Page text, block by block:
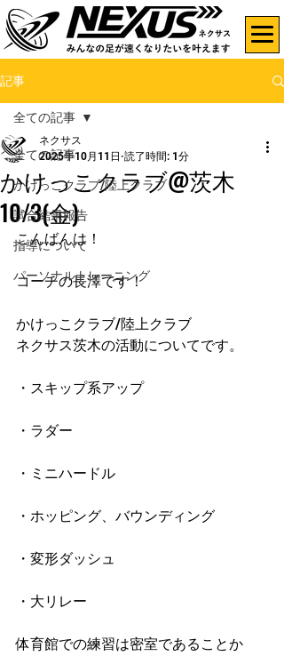
記事
全ての記事
かけっこクラブ/陸上クラブ
試合結果報告
指導について
パーソナルトレーニング
全ての記事
かけっこクラブ@茨木
10/3(金)
ネクサス
2025年10月11日 読了時間: 1分
こんばんは！
コーチの長澤です！
かけっこクラブ/陸上クラブ
ネクサス茨木の活動についてです。
・スキップ系アップ
・ラダー
・ミニハードル
・ホッピング、バウンディング
・変形ダッシュ
・大リレー
体育館での練習は密室であることか